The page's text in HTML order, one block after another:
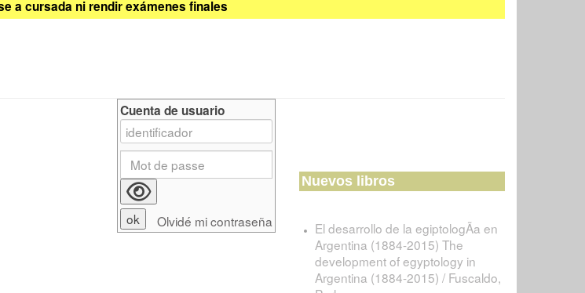
a cursada ni rendir exámenes finales
Cuenta de usuario
Olvidé mi contraseña
Nuevos libros
El desarrollo de la egiptologÃ­a en
Argentina (1884-2015) The
development of egyptology in
Argentina (1884-2015) / Fuscaldo,